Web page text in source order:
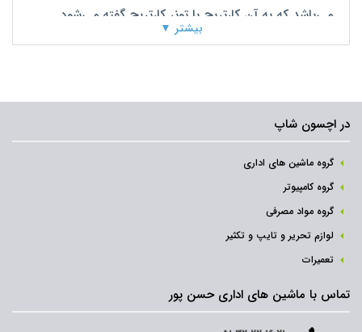
می‌باشد که به آن کارتریج یا تونر کارتریج گفته می‌شود.
کارتریج که وظیفه‌ی آن نگهداری از رنگ یا پودر موردنیاز در
عملکرد خاصی را در عملیات چاپ انجام می‌دهند از جمله
این قطعات، غلطک مگنت را می‌توان نام برد که در ادامه به
توضیح بیشتر آن خواهیم پرداخت.
بیشتر ▼
در اچسون شاپ
گروه ماشین های اداری
گروه کامپیوتر
گروه مواد مصرفی
لوازم تحریر و تایپ و تکثیر
تعمیرات
تماس با ماشین های اداری حسن پور